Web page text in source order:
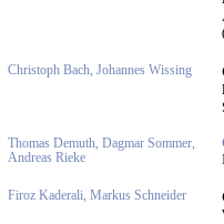
Christoph Bach, Johannes Wissing
Thomas Demuth, Dagmar Sommer,
Andreas Rieke
Firoz Kaderali, Markus Schneider